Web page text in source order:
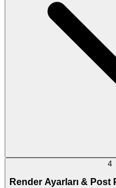
4
Render Ayarları &